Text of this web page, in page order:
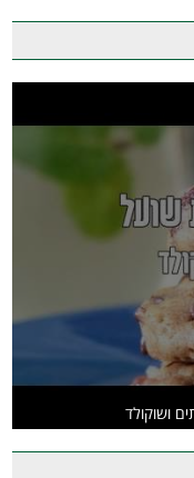
ושוקולד